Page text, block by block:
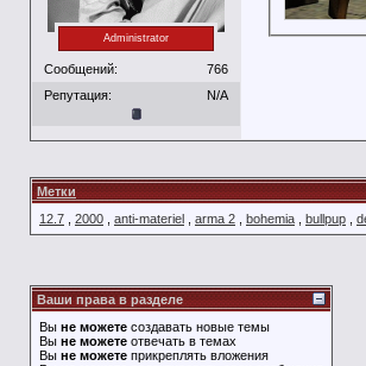
Administrator
Сообщений:
766
Репутация:
N/A
Метки
12.7
2000 anti-materiel arma 2 bohemia bullpup
Ваши права в разделе
Вы не можете создавать новые темы
Вы не можете отвечать в темах
Вы не можете прикреплять вложения